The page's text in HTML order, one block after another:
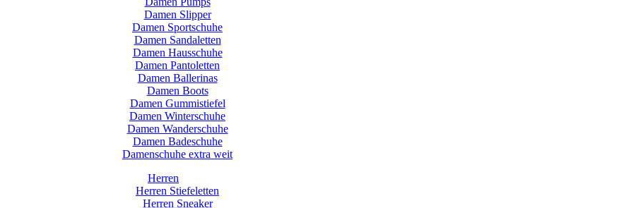
Damen Slipper
Damen Sportschuhe
Damen Sandaletten
Damen Hausschuhe
Damen Pantoletten
Damen Ballerinas
Damen Boots
Damen Gummistiefel
Damen Winterschuhe
Damen Wanderschuhe
Damen Badeschuhe
Damenschuhe extra weit
Herren
Herren Stiefeletten
Herren Sneaker